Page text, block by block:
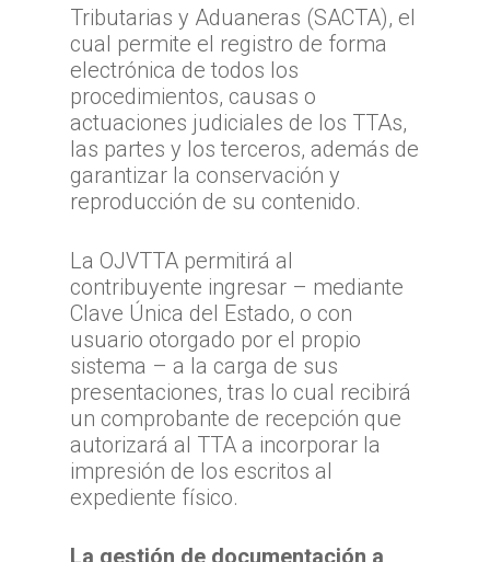
Tributarias y Aduaneras (SACTA), el
cual permite el registro de forma
electrónica de todos los
procedimientos, causas o
actuaciones judiciales de los TTAs,
las partes y los terceros, además de
garantizar la conservación y
reproducción de su contenido.
La OJVTTA permitirá al
contribuyente ingresar – mediante
Clave Única del Estado, o con
usuario otorgado por el propio
sistema – a la carga de sus
presentaciones, tras lo cual recibirá
un comprobante de recepción que
autorizará al TTA a incorporar la
impresión de los escritos al
expediente físico.
La gestión de documentación a
TTA Transparente
información
Preguntas Frecuentes
Procedimientos y
Cómo presentar un
Documentación
Normativa
Sentencias Definitivas
Validador de
Certificados de
Tribunales por
Zona Norte
TTA de la Región de
Parinacota
TTA de la Región de
TTA de la Región de
TTA de la Región de
Coquimbo
Zona Centro
TTA de la Región de
Valparaíso
TTA de la Región del
Libertador General
O`Higgins
TTA de la Región del
Zona Sur
TTA de la Región del
TTA de la Región de
Araucanía
TTA de la Región de
TTA de la Región de
Lagos
TTA de la Región de
del General Carlos
TTA de la Región de
Noticias
Fallos Relevantes
OFICINA JUDICIAL
Atención Soporte
Lunes a Viernes entre
08:00 a 17:00